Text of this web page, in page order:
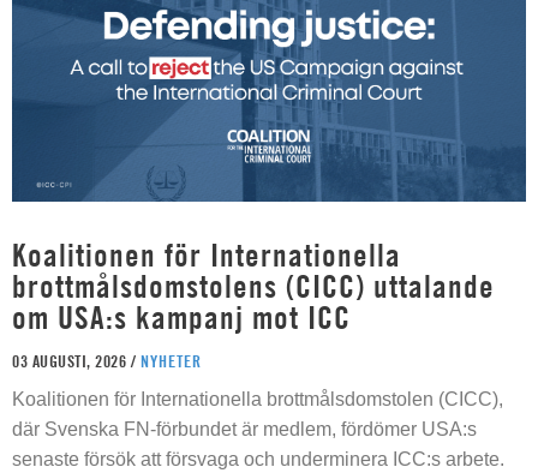
Koalitionen för Internationella
brottmålsdomstolens (CICC) uttalande
om USA:s kampanj mot ICC
03 AUGUSTI, 2026 / NYHETER
Koalitionen för Internationella brottmålsdomstolen (CICC),
där Svenska FN-förbundet är medlem, fördömer USA:s
senaste försök att försvaga och underminera ICC:s arbete.